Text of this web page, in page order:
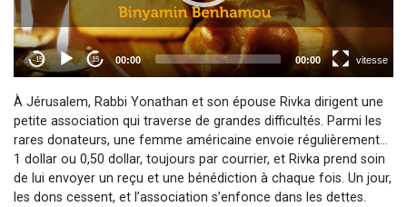
À Jérusalem, Rabbi Yonathan et son épouse Rivka dirigent une
petite association qui traverse de grandes difficultés. Parmi les
rares donateurs, une femme américaine envoie régulièrement…
1 dollar ou 0,50 dollar, toujours par courrier, et Rivka prend soin
de lui envoyer un reçu et une bénédiction à chaque fois. Un jour,
les dons cessent, et l’association s’enfonce dans les dettes.